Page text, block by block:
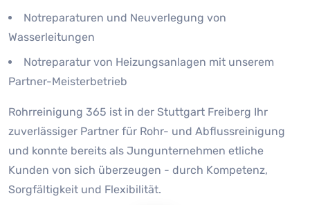
Notreparaturen und Neuverlegung von
Wasserleitungen
Notreparatur von Heizungsanlagen mit unserem
Partner-Meisterbetrieb
Rohrreinigung 365 ist in der Stuttgart Freiberg Ihr
zuverlässiger Partner für Rohr- und Abflussreinigung
und konnte bereits als Jungunternehmen etliche
Kunden von sich überzeugen - durch Kompetenz,
Sorgfältigkeit und Flexibilität.